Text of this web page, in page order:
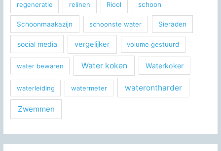
regeneratie relinen Riool schoon
Schoonmaakazijn schoonste water Sieraden
social media vergelijker volume gestuurd
water bewaren Water koken Waterkoker
waterleiding watermeter waterontharder
Zwemmen